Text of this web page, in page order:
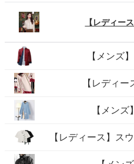
【レディー
【メンズ
【レディ
【メン
【レディース】ス